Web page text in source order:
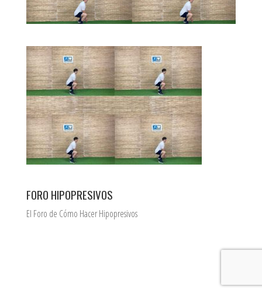
FORO HIPOPRESIVOS
El Foro de Cómo Hacer Hipopresivos